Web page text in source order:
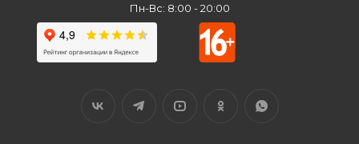
Пн-Вс: 8:00 - 20:00